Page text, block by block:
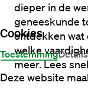
Cookies
ToestemmingDetails
Deze website
dieper in de
geneeskunde
ontdekken wat
welke
meer. Lees